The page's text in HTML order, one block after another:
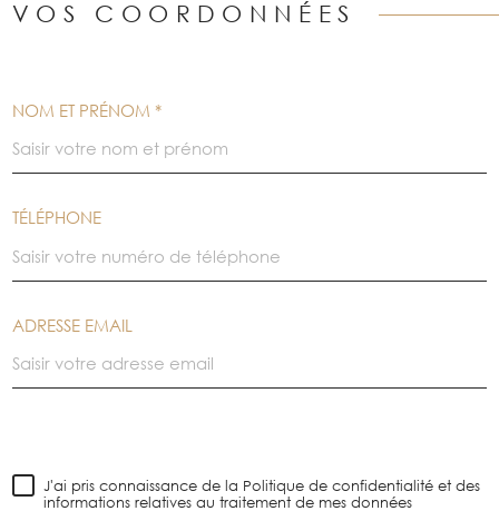
VOS COORDONNÉES
NOM ET PRÉNOM *
TÉLÉPHONE
ADRESSE EMAIL
J'ai pris connaissance de la Politique de confidentialité et des
informations relatives au traitement de mes données